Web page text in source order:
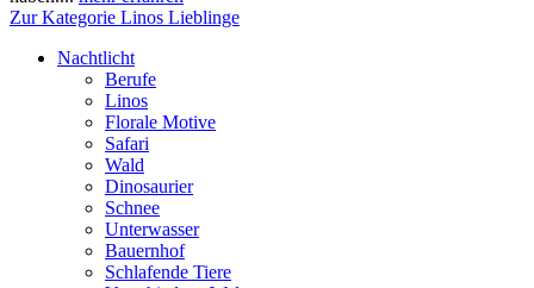
Zur Kategorie Linos Lieblinge
Nachtlicht
Berufe
Linos
Florale Motive
Safari
Wald
Dinosaurier
Schnee
Unterwasser
Bauernhof
Schlafende Tiere